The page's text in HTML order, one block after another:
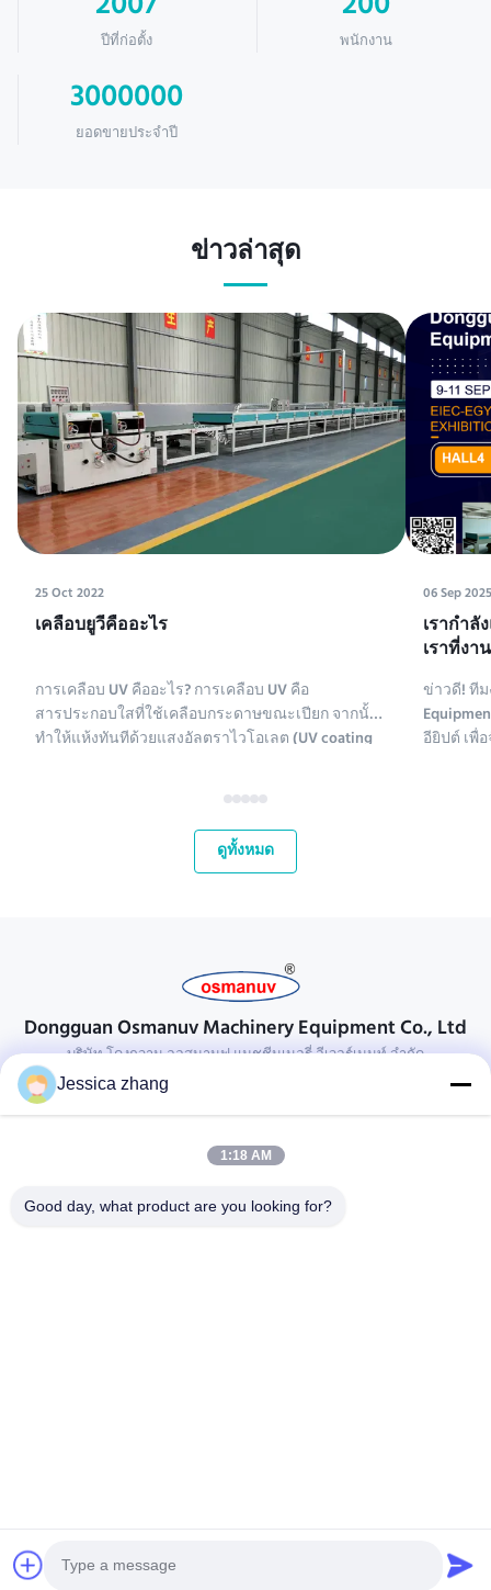
ปีที่ก่อตั้ง พนักงาน
3000000
ยอดขายประจำปี
ข่าวล่าสุด
25 Oct 2022
เคลือบยูวีคืออะไร
การเคลือบ UV คืออะไร? การเคลือบ UV คือ
สารประกอบใสที่ใช้เคลือบกระดาษขณะเปียก จากนั้น
ทำให้แห้งทันทีด้วยแสงอัลตราไวโอเลต (UV coating
ชนิดที่ใช้เคลือบกระดาษ สารเคมีเคลือบ UV ประกอบ
ด้วยโพลีเอทิลีน แคลเซียมคาร์บอเนต และคาโอลิไนต์
สารประกอบเหล่านี้จะถูกทำให้บริส...
06 Sep 2025
เรากํา
เราที่งา
2025
ข่าวดี! ทีม
อียิปต์ เพื่
ดูทั้งหมด
Dongguan Osmanuv Machinery Equipment Co., Ltd
บริษัท โดงกวาน ออสมานูฟ แมชชีนเนอรี่ อีเวอร์เมนท์ จํากัด
ติดต่อ
28 อุตสาหกรรมที่สอง Liu chong wei, Wanjiang, DongGuan,
86-769 -88125248
Copyright © 2021-2026 Dongguan Osmanuv Machinery Equipment Co., Ltd.
Jessica zhang
1:18 AM
Good day, what product are you looking for?